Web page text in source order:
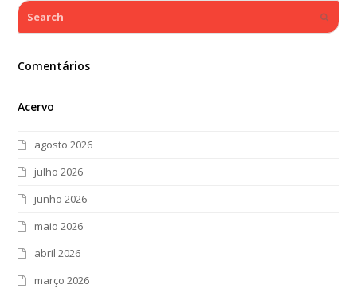
Search
Comentários
Acervo
agosto 2026
julho 2026
junho 2026
maio 2026
abril 2026
março 2026